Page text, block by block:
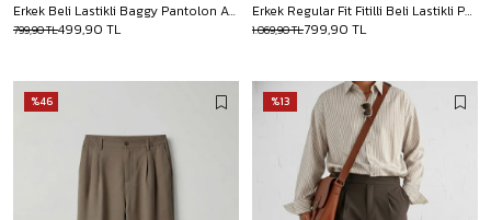
Erkek Beli Lastikli Baggy Pantolon Açık Kahve
499,90 TL
799,90 TL
Erkek Regular Fit Fitilli Beli Lastikli Pantolon Kahverengi
799,90 TL
1.069,90 TL
%46 %13